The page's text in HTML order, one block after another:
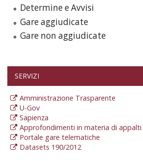
Determine e Avvisi
Gare aggiudicate
Gare non aggiudicate
SERVIZI
Amministrazione Trasparente
U-Gov
Sapienza
Approfondimenti in materia di appalti
Portale gare telematiche
Datasets 190/2012